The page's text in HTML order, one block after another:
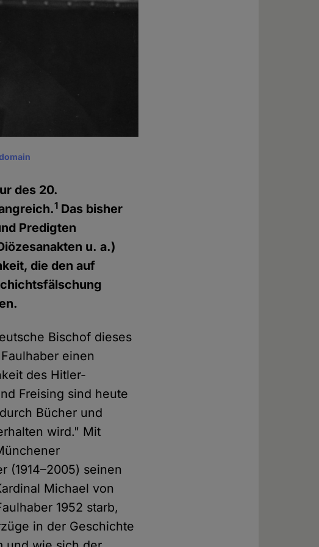
des 20.
1 Das bisher
Predigten
u. a.)
die den auf
Bischof dieses
einen
des Hitler-
Freising sind heute
Bücher und
wird." Mit
(1914–2005) seinen
Michael von
1952 starb,
in der Geschichte